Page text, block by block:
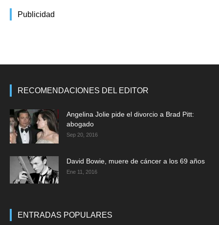
Publicidad
RECOMENDACIONES DEL EDITOR
Angelina Jolie pide el divorcio a Brad Pitt:
abogado
Sep 20, 2016
David Bowie, muere de cáncer a los 69 años
Ene 11, 2016
ENTRADAS POPULARES